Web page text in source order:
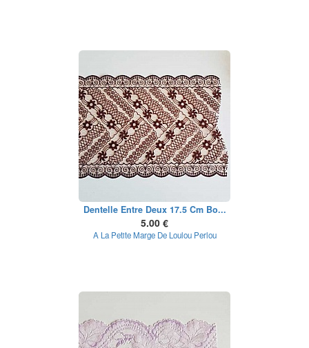
Dentelle Entre Deux 17.5 Cm Bo...
5.00 €
A La Petite Marge De Loulou Perlou